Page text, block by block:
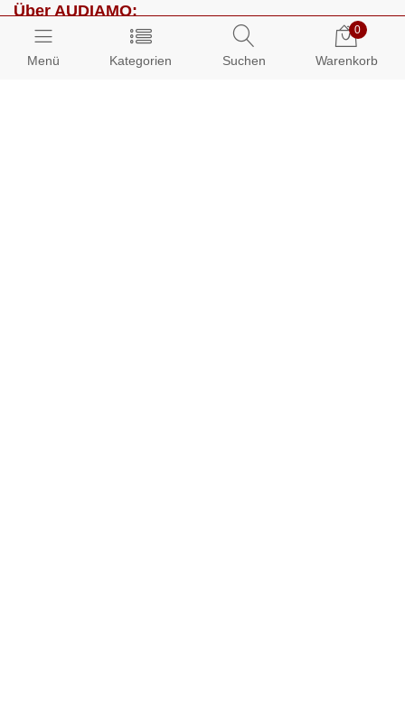
Menü Kategorien Suchen
0
Warenkorb
Über AUDIAMO:
Impressum